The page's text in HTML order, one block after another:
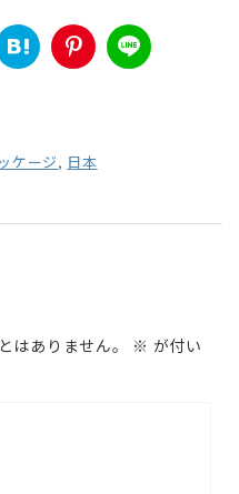
ケージ, 日本
はありません。 ※ が付い